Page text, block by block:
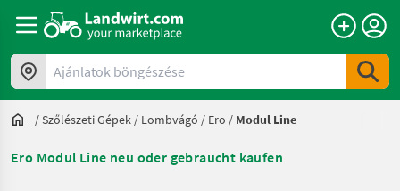
Ajánlatok böngészése
/Szőlészeti Gépek / Lombvágó / Ero / Modul Line
Ero Modul Line neu oder gebraucht kaufen